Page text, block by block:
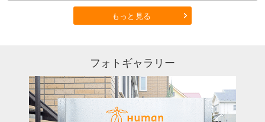
もっと見る
フォトギャラリー